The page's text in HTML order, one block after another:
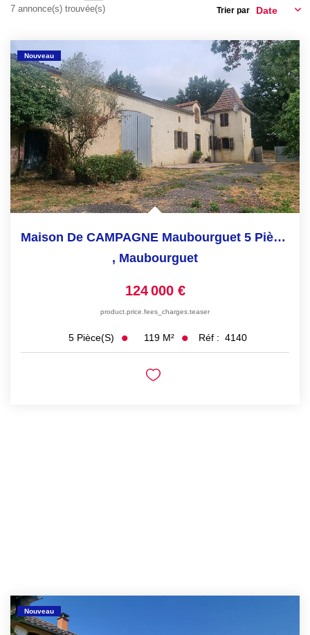
7 annonce(s) trouvée(s) Trier par
Nouveau
Maison De CAMPAGNE Maubourguet 5 Pièce(s) 138 M2
, Maubourguet
124 000 €
product.price.fees_charges.teaser
5 Pièce(s) 119 M² Réf : 4140
Nouveau